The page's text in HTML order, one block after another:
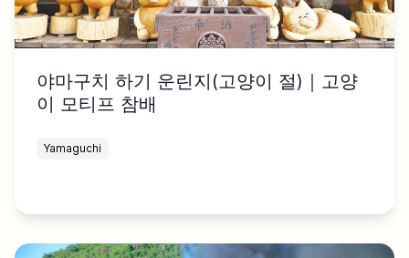
야마구치 하기 운린지(고양이 절)｜고양
이 모티프 참배
Yamaguchi